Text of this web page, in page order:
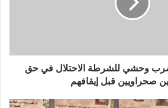
للنساء و الرجال و اعتقال تعسفي و
و هم يستقبلون احد ابناء الشعب الذي
قبل مختلف تشكيلات قوات القمع
باوروبا و بإسم كافة جمعيات
باوروبا لنستنكر و ندين أشد الإدانة
ضرب وحشي للشرطة الاحتلال في حق
صحراويين قبل إيقافهم